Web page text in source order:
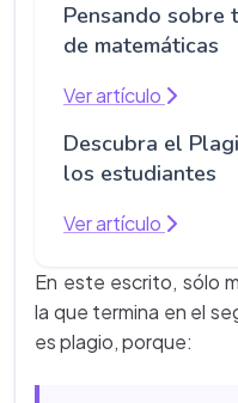
Pensando sobre
de matemáticas
Ver artículo
Descubra el
los estudiantes
Ver artículo
En este escrito, sólo
la que termina en el
es plagio, porque: